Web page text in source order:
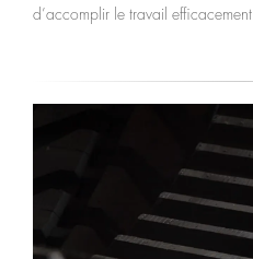
d’accomplir le travail efficacement.